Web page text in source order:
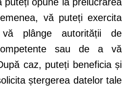
vă puteți exercita
plânge autorității de
sau de a vă
caz, puteți beneficia și
ștergerea datelor tale